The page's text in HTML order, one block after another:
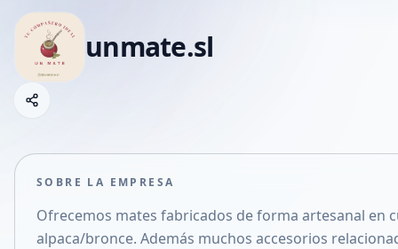
unmate.sl
Compartir empresa
Compartir en X
SOBRE LA EMPRESA
Ofrecemos mates fabricados de forma artesanal en
alpaca/bronce. Además muchos accesorios